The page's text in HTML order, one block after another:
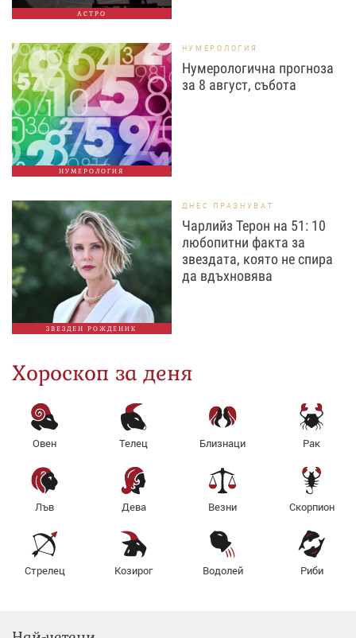
АСТРО
НУМЕРОЛОГИЯ
НУМЕРОЛОГИЯ
Нумерологична прогноза
за 8 август, събота
ЗВЕЗДЕН РОЖДЕНИК
ДНЕС ПРАЗНУВАТ
Чарлийз Терон на 51: 10
любопитни факта за
звездата, която не спира
да вдъхновява
Хороскоп за деня
Овен Телец Близнаци Рак
Лъв Дева Везни Скорпион
Стрелец Козирог Водолей Риби